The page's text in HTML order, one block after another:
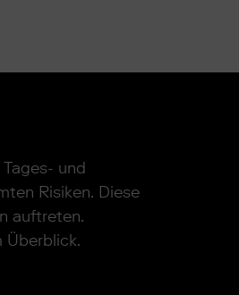
und
Risiken. Diese
auftreten.
Überblick.